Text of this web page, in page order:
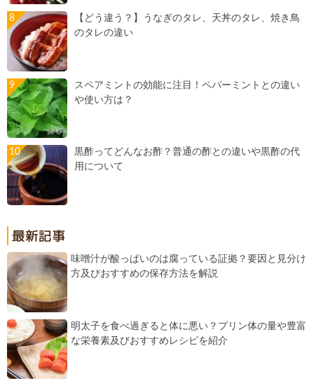
【どう違う？】うなぎのタレ、天丼のタレ、焼き鳥
のタレの違い
スペアミントの効能に注目！ペパーミントとの違い
や使い方は？
黒酢ってどんなお酢？普通の酢との違いや黒酢の代
用について
味噌汁が酸っぱいのは腐っている証拠？要因と見分け
方及びおすすめの保存方法を解説
明太子を食べ過ぎると体に悪い？プリン体の量や豊富
な栄養素及びおすすめレシピを紹介